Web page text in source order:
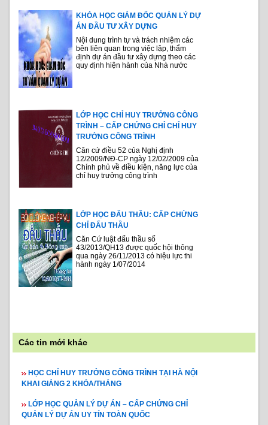
KHÓA HỌC GIÁM ĐỐC QUẢN LÝ DỰ
ÁN ĐẦU TƯ XÂY DỰNG
Nội dung trình tự và trách nhiệm các
bên liên quan trong việc lập, thẩm
định dự án đầu tư xây dựng theo các
quy định hiện hành của Nhà nước
LỚP HỌC CHỈ HUY TRƯỞNG CÔNG
TRÌNH – CẤP CHỨNG CHỈ CHỈ HUY
TRƯỞNG CÔNG TRÌNH
Căn cứ điều 52 của Nghị định
12/2009/NĐ-CP ngày 12/02/2009 của
Chính phủ về điều kiện, năng lực của
chỉ huy trưởng công trình
LỚP HỌC ĐẤU THẦU: CẤP CHỨNG
CHỈ ĐẤU THẦU
Căn Cứ luật đấu thầu số
43/2013/QH13 được quốc hội thông
qua ngày 26/11/2013 có hiệu lực thi
hành ngày 1/07/2014
Các tin mới khác
HỌC CHỈ HUY TRƯỞNG CÔNG TRÌNH TẠI HÀ NỘI
KHAI GIẢNG 2 KHÓA/THÁNG
LỚP HỌC QUẢN LÝ DỰ ÁN – CẤP CHỨNG CHỈ
QUẢN LÝ DỰ ÁN UY TÍN TOÀN QUỐC